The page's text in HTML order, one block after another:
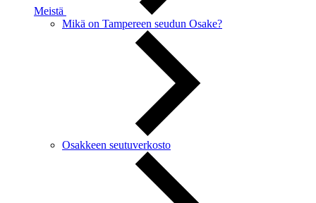
Meistä
Mikä on Tampereen seudun Osake?
Osakkeen seutuverkosto